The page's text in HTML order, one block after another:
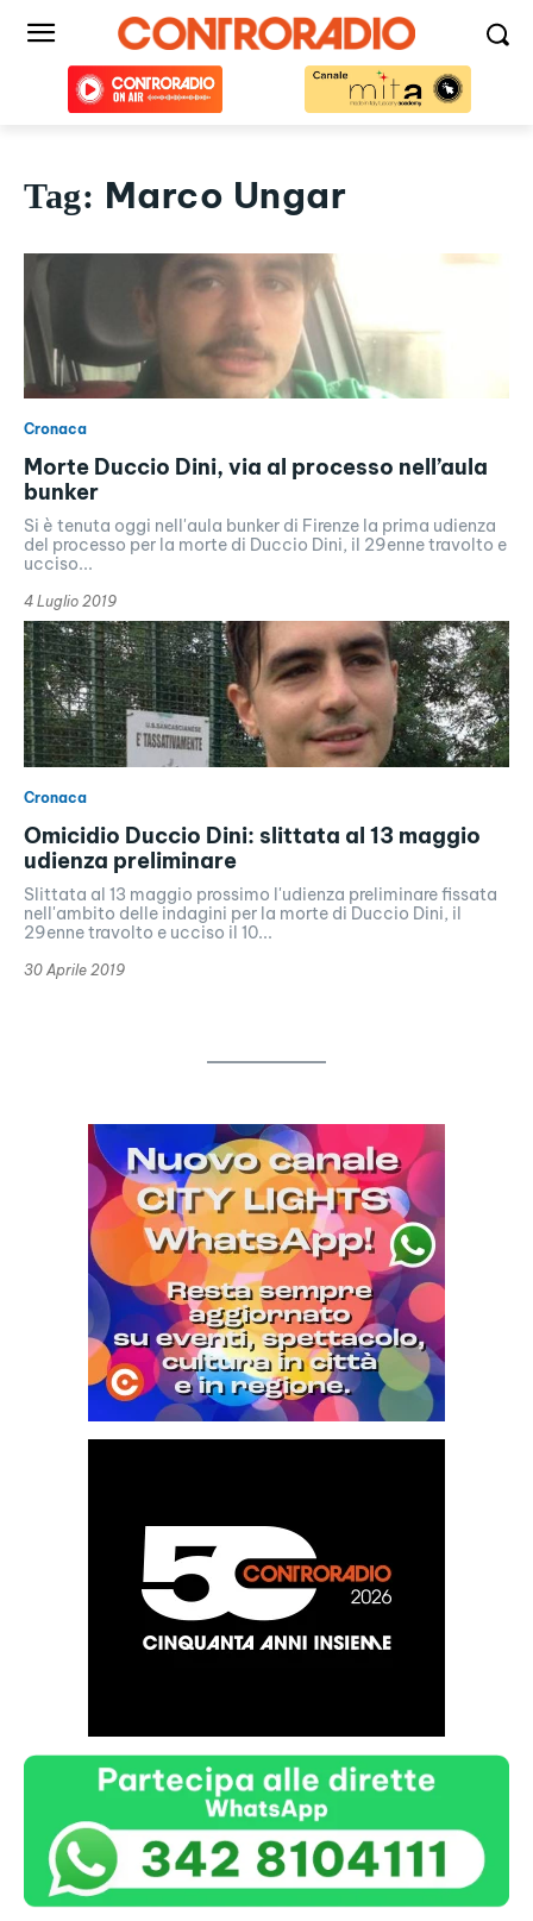
Tag: Marco Ungar
Cronaca
Morte Duccio Dini, via al processo nell’aula
bunker
Si è tenuta oggi nell'aula bunker di Firenze la prima udienza
del processo per la morte di Duccio Dini, il 29enne travolto e
ucciso...
4 Luglio 2019
Cronaca
Omicidio Duccio Dini: slittata al 13 maggio
udienza preliminare
Slittata al 13 maggio prossimo l'udienza preliminare fissata
nell'ambito delle indagini per la morte di Duccio Dini, il
29enne travolto e ucciso il 10...
30 Aprile 2019